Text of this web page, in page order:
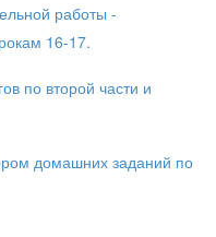
работы -
16-17.
по второй части и
домашних заданий по